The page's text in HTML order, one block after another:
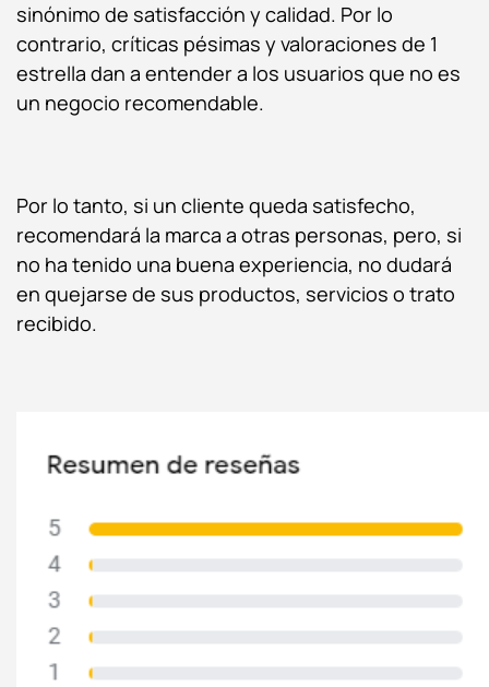
sinónimo de satisfacción y calidad. Por lo
contrario, críticas pésimas y valoraciones de 1
estrella dan a entender a los usuarios que no es
un negocio recomendable.
Por lo tanto, si un cliente queda satisfecho,
recomendará la marca a otras personas, pero, si
no ha tenido una buena experiencia, no dudará
en quejarse de sus productos, servicios o trato
recibido.